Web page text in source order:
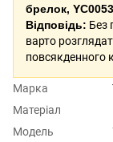
брелок,
Відповідь: Без
варто
повсякденного
Марка
Матеріал
Модель